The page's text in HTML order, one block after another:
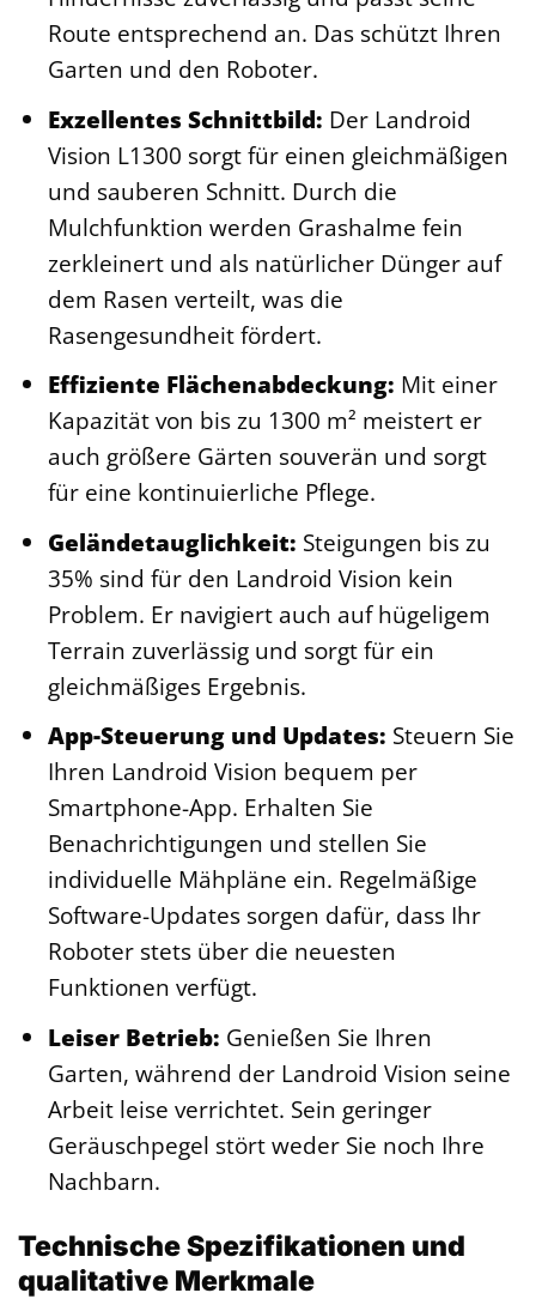
Route entsprechend an. Das schützt Ihren
Garten und den Roboter.
Exzellentes Schnittbild: Der Landroid
Vision L1300 sorgt für einen gleichmäßigen
und sauberen Schnitt. Durch die
Mulchfunktion werden Grashalme fein
zerkleinert und als natürlicher Dünger auf
dem Rasen verteilt, was die
Rasengesundheit fördert.
Effiziente Flächenabdeckung: Mit einer
Kapazität von bis zu 1300 m² meistert er
auch größere Gärten souverän und sorgt
für eine kontinuierliche Pflege.
Geländetauglichkeit: Steigungen bis zu
35% sind für den Landroid Vision kein
Problem. Er navigiert auch auf hügeligem
Terrain zuverlässig und sorgt für ein
gleichmäßiges Ergebnis.
App-Steuerung und Updates: Steuern Sie
Ihren Landroid Vision bequem per
Smartphone-App. Erhalten Sie
Benachrichtigungen und stellen Sie
individuelle Mähpläne ein. Regelmäßige
Software-Updates sorgen dafür, dass Ihr
Roboter stets über die neuesten
Funktionen verfügt.
Leiser Betrieb: Genießen Sie Ihren
Garten, während der Landroid Vision seine
Arbeit leise verrichtet. Sein geringer
Geräuschpegel stört weder Sie noch Ihre
Nachbarn.
Technische Spezifikationen und
qualitative Merkmale